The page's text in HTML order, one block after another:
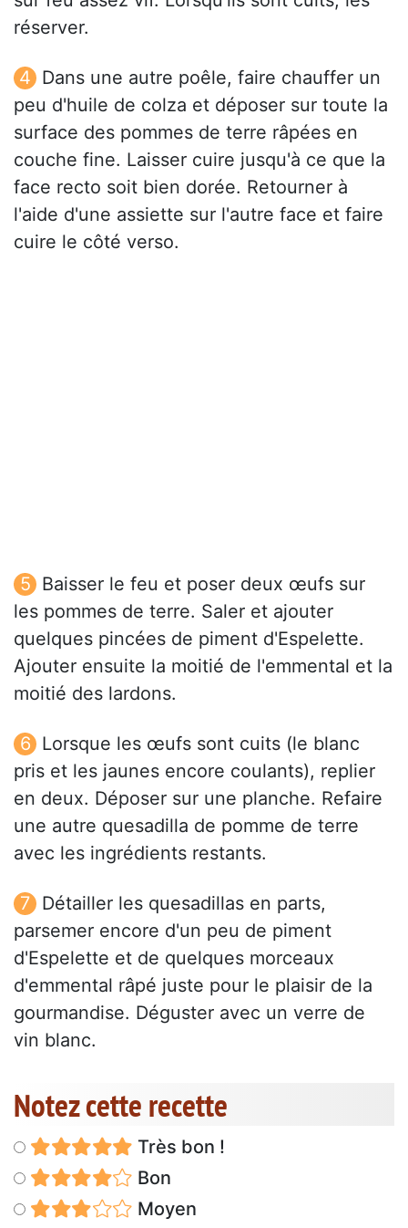
réserver.
Dans une autre poêle, faire chauffer un
peu d'huile de colza et déposer sur toute la
surface des pommes de terre râpées en
couche fine. Laisser cuire jusqu'à ce que la
face recto soit bien dorée. Retourner à
l'aide d'une assiette sur l'autre face et faire
cuire le côté verso.
Baisser le feu et poser deux œufs sur
les pommes de terre. Saler et ajouter
quelques pincées de piment d'Espelette.
Ajouter ensuite la moitié de l'emmental et la
moitié des lardons.
Lorsque les œufs sont cuits (le blanc
pris et les jaunes encore coulants), replier
en deux. Déposer sur une planche. Refaire
une autre quesadilla de pomme de terre
avec les ingrédients restants.
Détailler les quesadillas en parts,
parsemer encore d'un peu de piment
d'Espelette et de quelques morceaux
d'emmental râpé juste pour le plaisir de la
gourmandise. Déguster avec un verre de
vin blanc.
Notez cette recette
Très bon !
Bon
Moyen